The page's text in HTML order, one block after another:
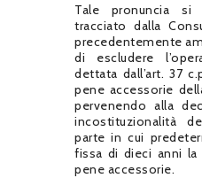
Tale pronuncia
tracciato dalla
precedentemente
di escludere
dettata dall’art. 37
pene accessorie
pervenendo alla
incostituzionalità
parte in cui
fissa di dieci anni la
pene accessorie.